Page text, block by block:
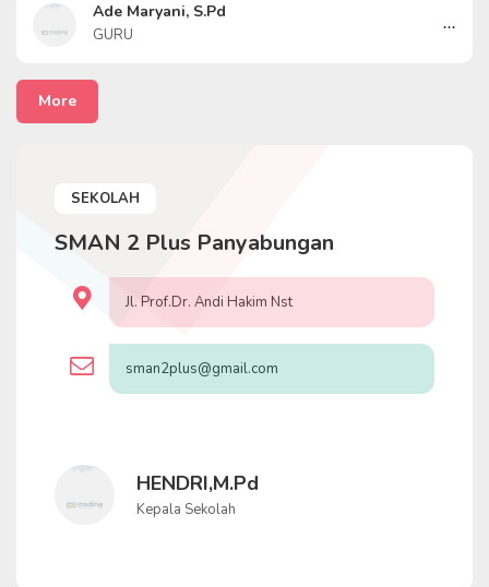
Ade Maryani, S.Pd
GURU ...
More
SEKOLAH
SMAN 2 Plus Panyabungan
Jl. Prof.Dr. Andi Hakim Nst
sman2plus@gmail.com
HENDRI,M.Pd
Kepala Sekolah